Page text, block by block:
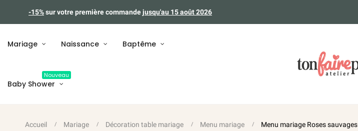
-15%sur votre première commandejusqu'au 15 août 2026
Mariage Naissance Baptême
Baby Shower
Nouveau
Accueil Mariage Décoration table mariage Menu mariage Menu mariage Roses sauvages